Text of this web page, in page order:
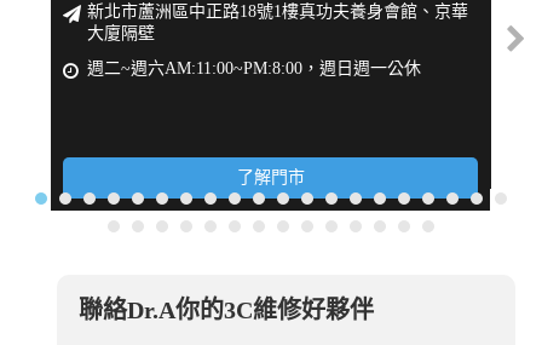
新北市蘆洲區中正路18號1樓真功夫養身會館、京華
大廈隔壁
週二~週六AM:11:00~PM:8:00，週日週一公休
了解門市
聯絡Dr.A你的3C維修好夥伴